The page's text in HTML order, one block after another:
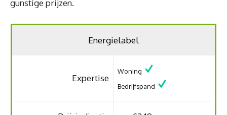
gunstige prijzen.
Energielabel
Expertise
Woning
Bedrijfspand